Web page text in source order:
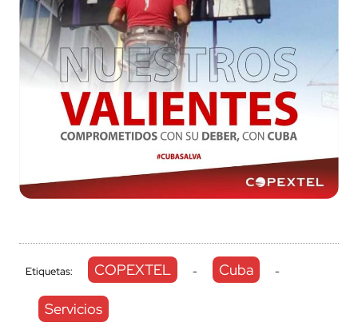
Etiquetas: COPEXTEL - Cuba -
Servicios